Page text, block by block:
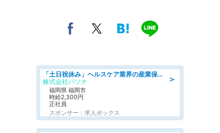
＞
「土日祝休み」ヘルスケア業界の産業保健師/高時給/未経験OK/要資格:保健師、正看護師
株式会社パソナ
福岡県 福岡市
時給2,300円
正社員
スポンサー：求人ボックス